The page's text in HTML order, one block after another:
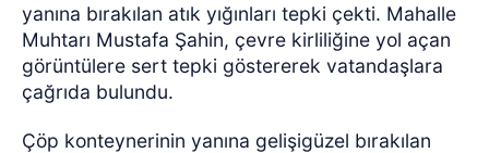
yanına bırakılan atık yığınları tepki çekti. Mahalle
Muhtarı Mustafa Şahin, çevre kirliliğine yol açan
görüntülere sert tepki göstererek vatandaşlara
çağrıda bulundu.
Çöp konteynerinin yanına gelişigüzel bırakılan